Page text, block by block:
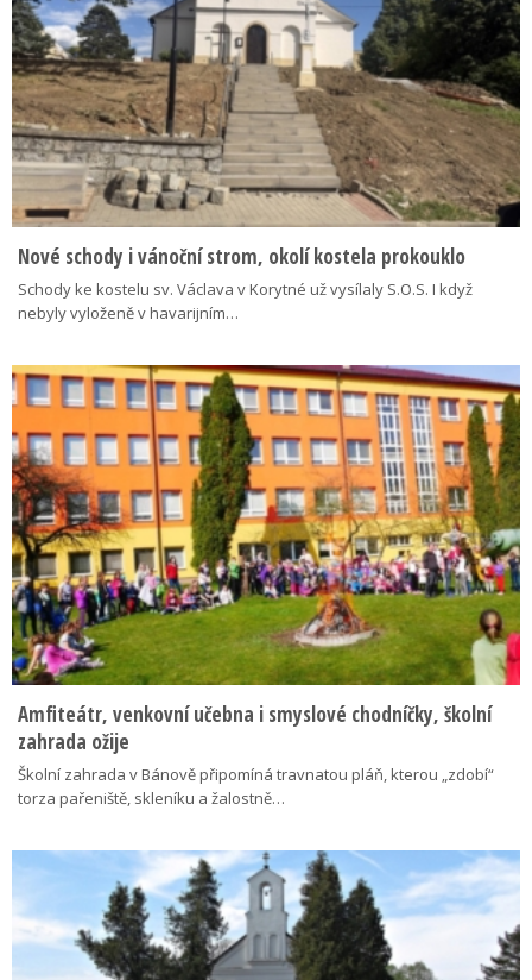
Nové schody i vánoční strom, okolí kostela prokouklo
Schody ke kostelu sv. Václava v Korytné už vysílaly S.O.S. I když
nebyly vyloženě v havarijním…
Amfiteátr, venkovní učebna i smyslové chodníčky, školní
zahrada ožije
Školní zahrada v Bánově připomíná travnatou pláň, kterou „zdobí“
torza pařeniště, skleníku a žalostně…